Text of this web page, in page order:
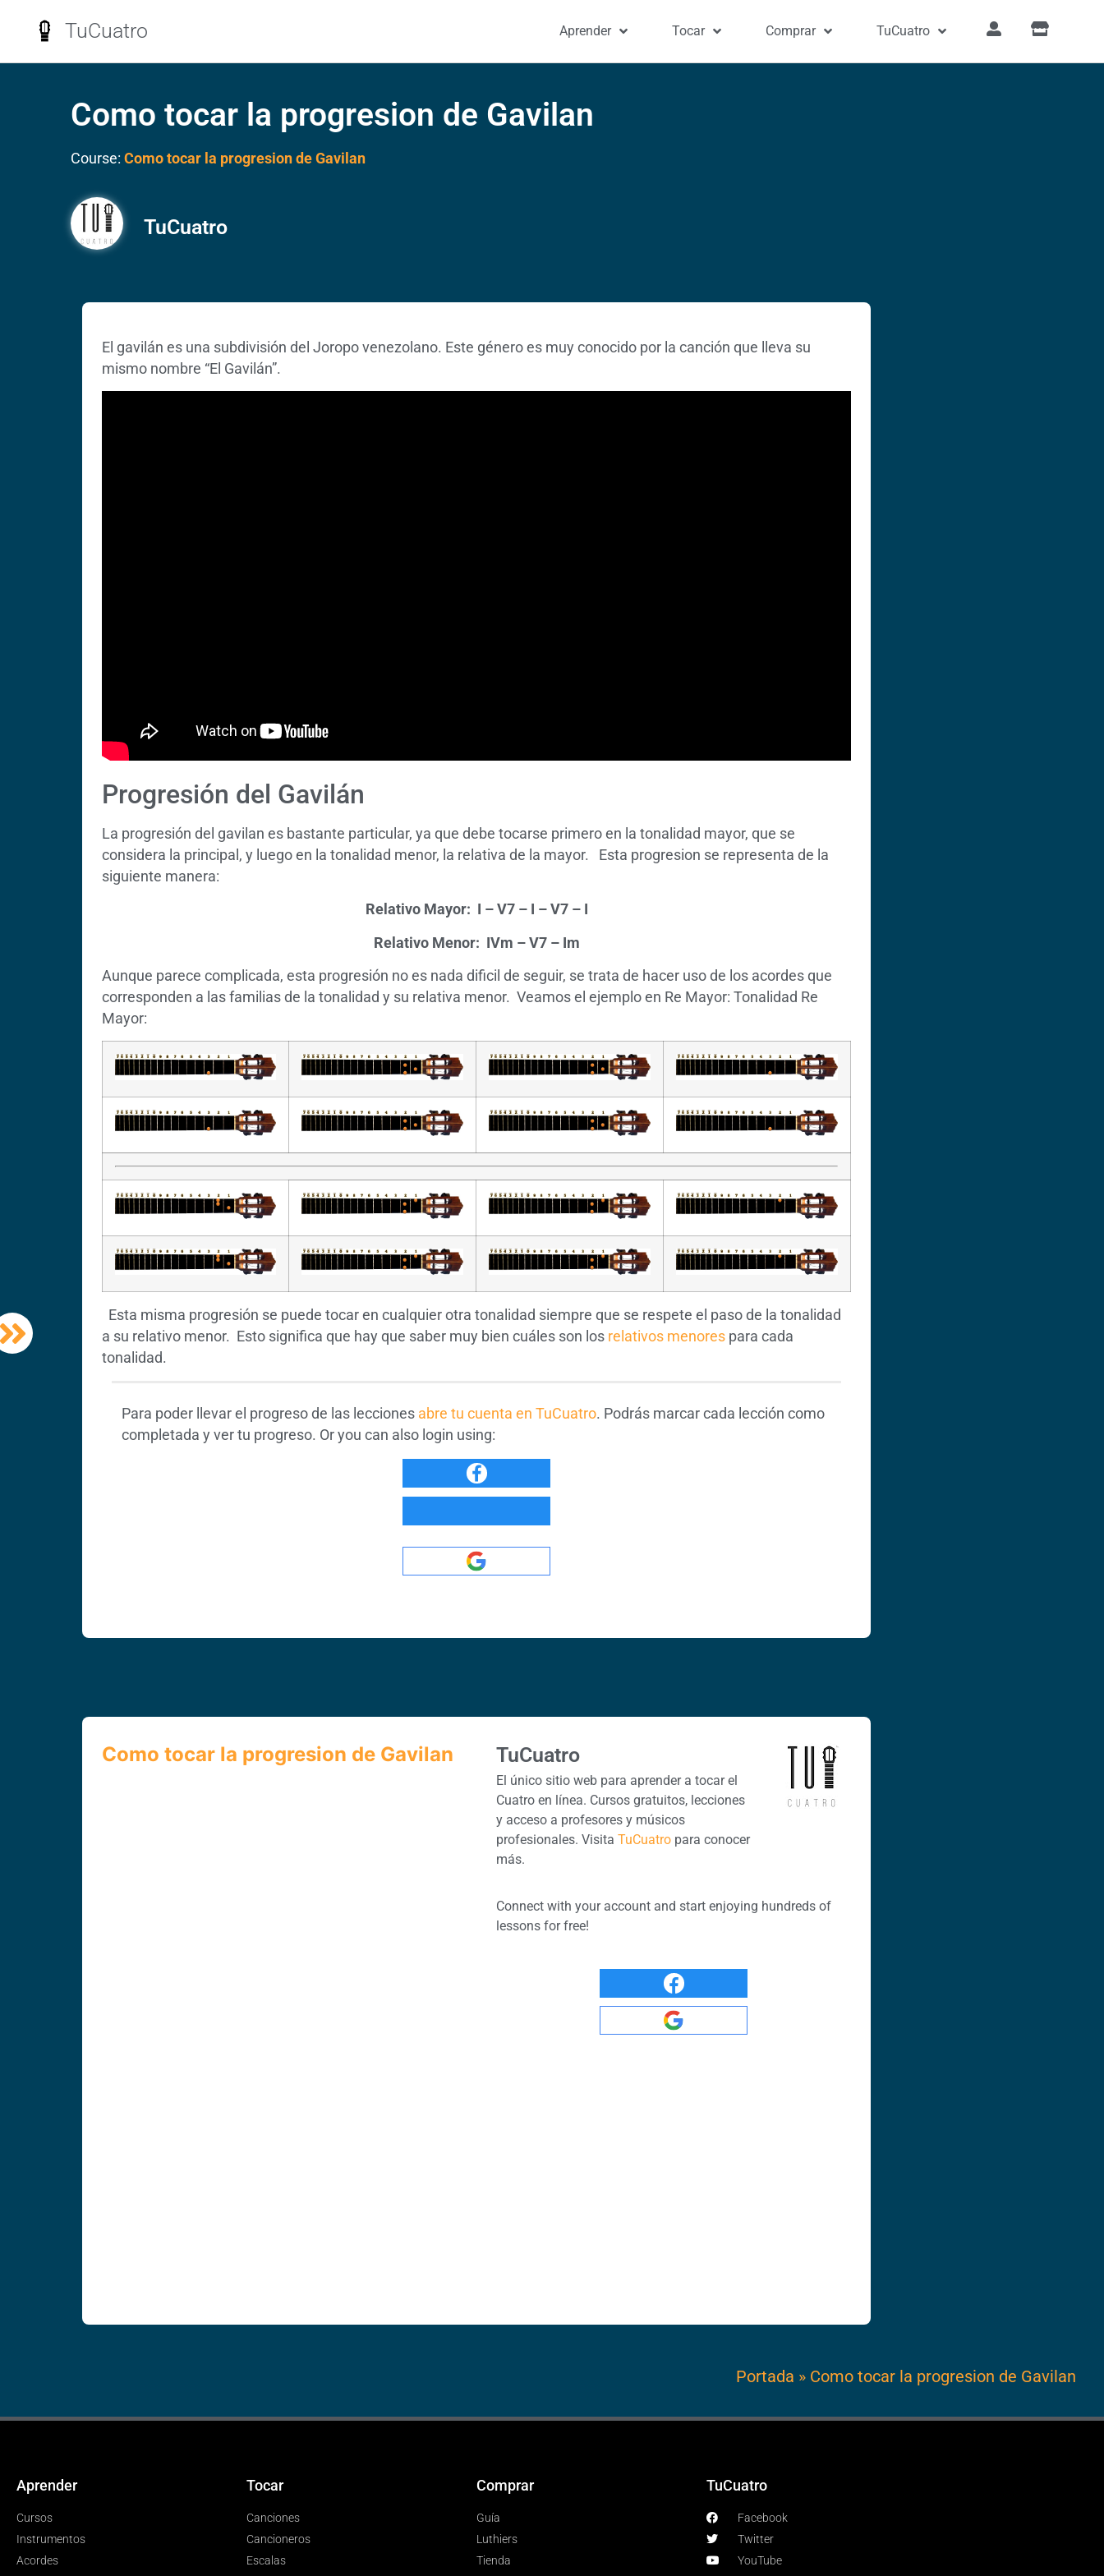
TuCuatro Aprender Tocar Comprar TuCuatro
Como tocar la progresion de Gavilan
Course: Como tocar la progresion de Gavilan
TuCuatro
El gavilán es una subdivisión del Joropo venezolano. Este género es muy conocido por la canción que lleva su
mismo nombre “El Gavilán”.
Progresión del Gavilán
La progresión del gavilan es bastante particular, ya que debe tocarse primero en la tonalidad mayor, que se
considera la principal, y luego en la tonalidad menor, la relativa de la mayor. Esta progresion se representa de la
siguiente manera:
Relativo Mayor: I – V7 – I – V7 – I
Relativo Menor: IVm – V7 – Im
Aunque parece complicada, esta progresión no es nada dificil de seguir, se trata de hacer uso de los acordes que
corresponden a las familias de la tonalidad y su relativa menor. Veamos el ejemplo en Re Mayor: Tonalidad Re
Mayor:
Esta misma progresión se puede tocar en cualquier otra tonalidad siempre que se respete el paso de la tonalidad
a su relativo menor. Esto significa que hay que saber muy bien cuáles son los relativos menores para cada
tonalidad.
Para poder llevar el progreso de las lecciones abre tu cuenta en TuCuatro. Podrás marcar cada lección como
completada y ver tu progreso. Or you can also login using:
Como tocar la progresion de Gavilan TuCuatro
El único sitio web para aprender a tocar el
Cuatro en línea. Cursos gratuitos, lecciones
y acceso a profesores y músicos
profesionales. Visita TuCuatro para conocer
más.
Connect with your account and start enjoying hundreds of
lessons for free!
Portada » Como tocar la progresion de Gavilan
Aprender
Cursos
Instrumentos
Acordes
Tocar
Canciones
Cancioneros
Escalas
Comprar
Guía
Luthiers
Tienda
TuCuatro
Facebook
Twitter
YouTube